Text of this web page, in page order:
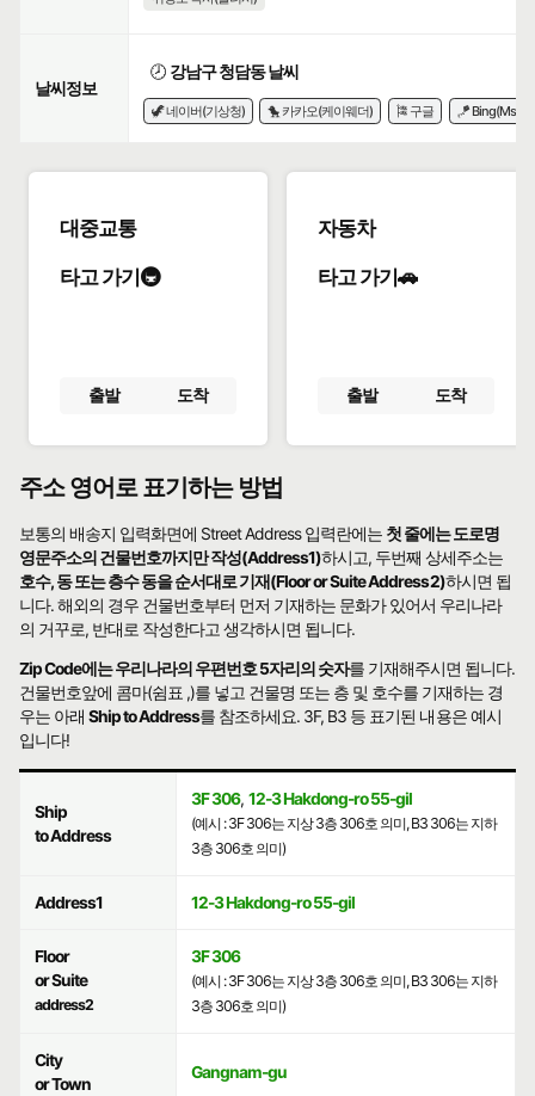
날씨정보
🕗 강남구 청담동 날씨
🦖 네이버(기상청) 🐤 카카오(케이웨더) 🎏 구글 🪁 Bing(Msn)
대중교통
타고 가기🚇
출발 도착
자동차
타고 가기🚗
출발 도착
주소 영어로 표기하는 방법
보통의 배송지 입력화면에 Street Address 입력란에는 첫 줄에는 도로명
영문주소의 건물번호까지만 작성(Address1)하시고, 두번째 상세주소는
호수, 동 또는 층수 동을 순서대로 기재(Floor or Suite Address2)하시면 됩
니다. 해외의 경우 건물번호부터 먼저 기재하는 문화가 있어서 우리나라
의 거꾸로, 반대로 작성한다고 생각하시면 됩니다.
Zip Code에는 우리나라의 우편번호 5자리의 숫자를 기재해주시면 됩니다.
건물번호앞에 콤마(쉼표 ,)를 넣고 건물명 또는 층 및 호수를 기재하는 경
우는 아래Ship to Address를 참조하세요. 3F, B3 등 표기된 내용은 예시
입니다!
Ship
to Address
3F 306, 12-3 Hakdong-ro 55-gil
(예시 : 3F 306는 지상 3층 306호 의미, B3 306는 지하
3층 306호 의미)
Address1 12-3 Hakdong-ro 55-gil
Floor
or Suite
address2
3F 306
(예시 : 3F 306는 지상 3층 306호 의미, B3 306는 지하
3층 306호 의미)
City
or Town
Gangnam-gu